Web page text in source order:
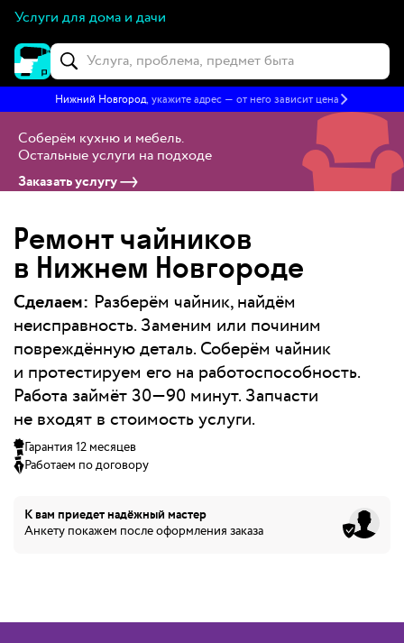
Услуги для дома и дачи
Нижний Новгород, укажите адрес — от него зависит цена
Соберём кухню и мебель.
Остальные услуги на подходе
Заказать услугу
Ремонт чайников
в Нижнем Новгороде
Сделаем: Разберём чайник, найдём
неисправность. Заменим или починим
повреждённую деталь. Соберём чайник
и протестируем его на работоспособность.
Работа займёт 30—90 минут. Запчасти
не входят в стоимость услуги.
Гарантия 12 месяцев
Работаем по договору
К вам приедетнадёжный мастер
Анкету покажем после оформления заказа